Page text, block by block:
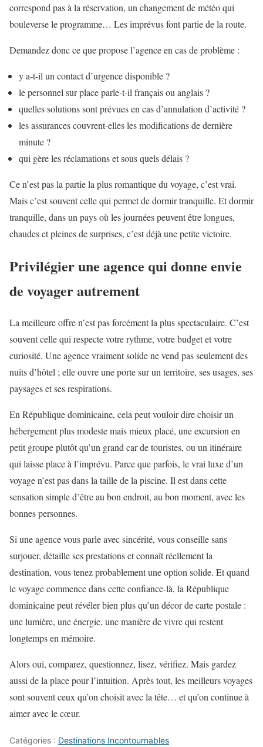
correspond pas à la réservation, un changement de météo qui
bouleverse le programme… Les imprévus font partie de la route.
Demandez donc ce que propose l’agence en cas de problème :
y a-t-il un contact d’urgence disponible ?
le personnel sur place parle-t-il français ou anglais ?
quelles solutions sont prévues en cas d’annulation d’activité ?
les assurances couvrent-elles les modifications de dernière
minute ?
qui gère les réclamations et sous quels délais ?
Ce n’est pas la partie la plus romantique du voyage, c’est vrai.
Mais c’est souvent celle qui permet de dormir tranquille. Et dormir
tranquille, dans un pays où les journées peuvent être longues,
chaudes et pleines de surprises, c’est déjà une petite victoire.
Privilégier une agence qui donne envie
de voyager autrement
La meilleure offre n’est pas forcément la plus spectaculaire. C’est
souvent celle qui respecte votre rythme, votre budget et votre
curiosité. Une agence vraiment solide ne vend pas seulement des
nuits d’hôtel ; elle ouvre une porte sur un territoire, ses usages, ses
paysages et ses respirations.
En République dominicaine, cela peut vouloir dire choisir un
hébergement plus modeste mais mieux placé, une excursion en
petit groupe plutôt qu’un grand car de touristes, ou un itinéraire
qui laisse place à l’imprévu. Parce que parfois, le vrai luxe d’un
voyage n’est pas dans la taille de la piscine. Il est dans cette
sensation simple d’être au bon endroit, au bon moment, avec les
bonnes personnes.
Si une agence vous parle avec sincérité, vous conseille sans
surjouer, détaille ses prestations et connaît réellement la
destination, vous tenez probablement une option solide. Et quand
le voyage commence dans cette confiance-là, la République
dominicaine peut révéler bien plus qu’un décor de carte postale :
une lumière, une énergie, une manière de vivre qui restent
longtemps en mémoire.
Alors oui, comparez, questionnez, lisez, vérifiez. Mais gardez
aussi de la place pour l’intuition. Après tout, les meilleurs voyages
sont souvent ceux qu’on choisit avec la tête… et qu’on continue à
aimer avec le cœur.
Catégories : Destinations Incontournables